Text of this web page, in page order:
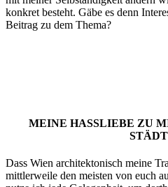
konkret besteht. Gäbe es denn
Beitrag zu dem Thema?
MEINE HASSLIEBE ZU
Dass Wien architektonisch meine
mittlerweile den meisten von euch